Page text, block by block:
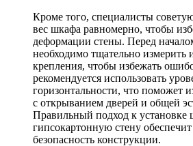
Кроме того, специалисты
вес шкафа равномерно, чтобы
деформации стены. Перед
необходимо тщательно измерить
крепления, чтобы избежать
рекомендуется использовать
горизонтальности, что поможет
с открыванием дверей и общей
Правильный подход к установке
гипсокартонную стену
безопасность конструкции.